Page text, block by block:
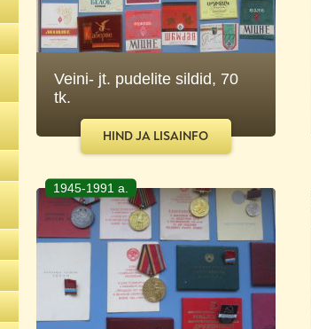
Veini- jt. pudelite sildid, 70
tk.
HIND JA LISAINFO
1945-1991 a.